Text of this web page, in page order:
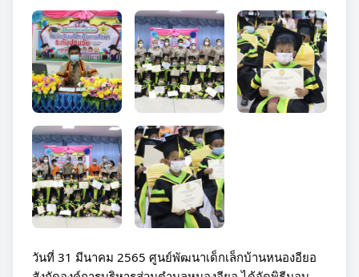
วันที่ 31 มีนาคม 2565 ศูนย์พัฒนาเด็กเล็กบ้านหนองอียอ